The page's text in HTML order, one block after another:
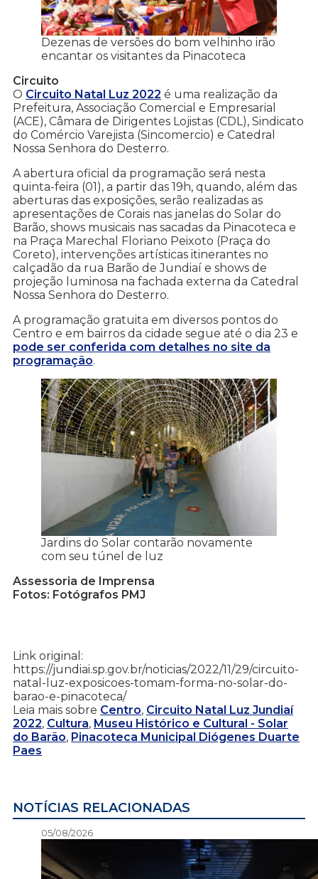
Dezenas de versões do bom velhinho irão
encantar os visitantes da Pinacoteca
Circuito
O Circuito Natal Luz 2022 é uma realização da
Prefeitura, Associação Comercial e Empresarial
(ACE), Câmara de Dirigentes Lojistas (CDL), Sindicato
do Comércio Varejista (Sincomercio) e Catedral
Nossa Senhora do Desterro.
A abertura oficial da programação será nesta
quinta-feira (01), a partir das 19h, quando, além das
aberturas das exposições, serão realizadas as
apresentações de Corais nas janelas do Solar do
Barão, shows musicais nas sacadas da Pinacoteca e
na Praça Marechal Floriano Peixoto (Praça do
Coreto), intervenções artísticas itinerantes no
calçadão da rua Barão de Jundiaí e shows de
projeção luminosa na fachada externa da Catedral
Nossa Senhora do Desterro.
A programação gratuita em diversos pontos do
Centro e em bairros da cidade segue até o dia 23 e
pode ser conferida com detalhes no site da
programação.
Jardins do Solar contarão novamente
com seu túnel de luz
Assessoria de Imprensa
Fotos: Fotógrafos PMJ
Link original:
https://jundiai.sp.gov.br/noticias/2022/11/29/circuito-
natal-luz-exposicoes-tomam-forma-no-solar-do-
barao-e-pinacoteca/
Leia mais sobre Centro, Circuito Natal Luz Jundiaí
2022, Cultura, Museu Histórico e Cultural - Solar
do Barão, Pinacoteca Municipal Diógenes Duarte
Paes
NOTÍCIAS RELACIONADAS
05/08/2026